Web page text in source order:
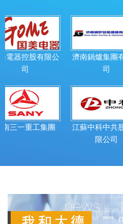
控股有限公
重工集團
濟南鍋爐集團有限公
江蘇中科中共股份有
限公司